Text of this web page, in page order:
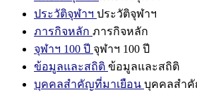
ประวัติจุฬาฯ ประวัติจุฬาฯ
ภารกิจหลัก ภารกิจหลัก
จุฬาฯ 100 ปี จุฬาฯ 100 ปี
ข้อมูลและสถิติ ข้อมูลและสถิติ
บุคคลสำคัญที่มาเยือน บุคคลสำ